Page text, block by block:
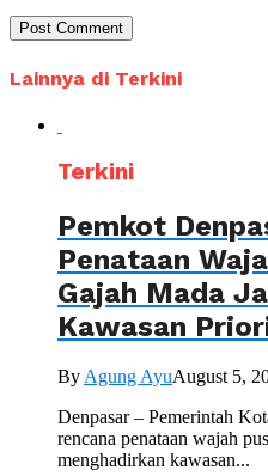
Lainnya di Terkini
Terkini
Pemkot
Penataan
Gajah Mada
Kawasan
ByAgung AyuAugust 5,
Denpasar – Pemerintah
rencana penataan wajah
menghadirkan kawasan...